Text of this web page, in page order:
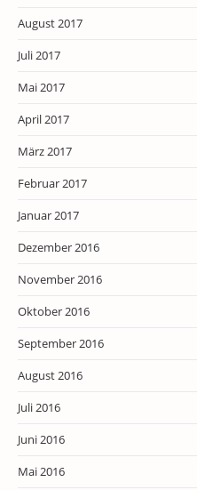
August 2017
Juli 2017
Mai 2017
April 2017
März 2017
Februar 2017
Januar 2017
Dezember 2016
November 2016
Oktober 2016
September 2016
August 2016
Juli 2016
Juni 2016
Mai 2016